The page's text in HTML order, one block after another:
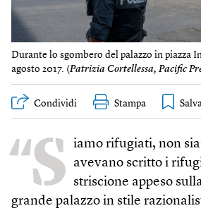
Durante lo sgombero del palazzo in piazza
agosto 2017. (Patrizia Cortellessa, Pacific
Condividi Stampa
“S iamo rifugiati, non
avevano scritto i
striscione appeso
grande palazzo in stile